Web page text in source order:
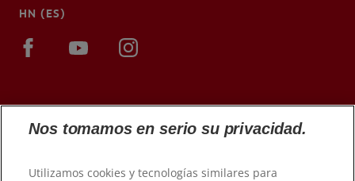
HN (ES)
Nos tomamos en serio su privacidad.
Utilizamos cookies y tecnologías similares para